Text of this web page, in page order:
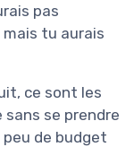
pas
tu aurais
ce sont les
se prendre
de budget